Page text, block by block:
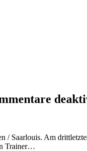
Saarlouis. Am
Trainer…